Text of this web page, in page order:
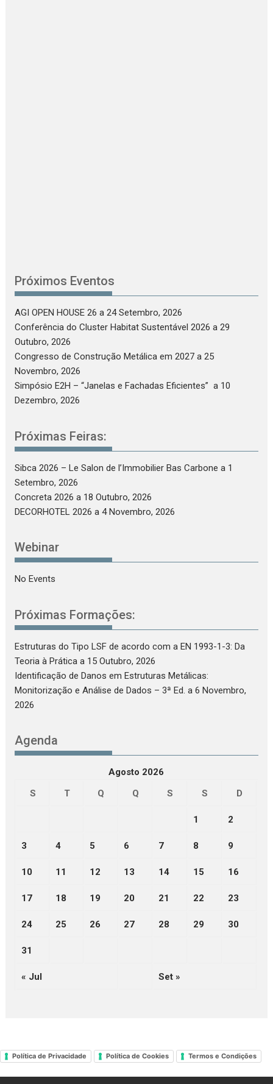
Próximos Eventos
AGI OPEN HOUSE 26 a 24 Setembro, 2026
Conferência do Cluster Habitat Sustentável 2026 a 29
Outubro, 2026
Congresso de Construção Metálica em 2027 a 25
Novembro, 2026
Simpósio E2H – “Janelas e Fachadas Eficientes” a 10
Dezembro, 2026
Próximas Feiras:
Sibca 2026 – Le Salon de l’Immobilier Bas Carbone a 1
Setembro, 2026
Concreta 2026 a 18 Outubro, 2026
DECORHOTEL 2026 a 4 Novembro, 2026
Webinar
No Events
Próximas Formações:
Estruturas do Tipo LSF de acordo com a EN 1993-1-3: Da
Teoria à Prática a 15 Outubro, 2026
Identificação de Danos em Estruturas Metálicas:
Monitorização e Análise de Dados – 3ª Ed. a 6 Novembro,
2026
Agenda
Agosto 2026
S
T Q Q S S D
1 2
3 4 5 6 7 8 9
10 11 12 13 14 15 16
17 18 19 20 21 22 23
24 25 26 27 28 29 30
31
« Jul Set »
Política de Privacidade Política de Cookies Termos e Condições